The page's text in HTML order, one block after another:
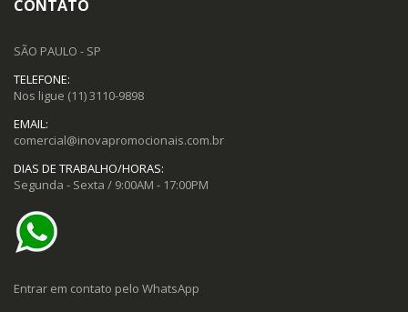
CONTATO
SÃO PAULO - SP
TELEFONE:
Nos ligue (11) 3110-9898
EMAIL:
comercial@inovapromocionais.com.br
DIAS DE TRABALHO/HORAS:
Segunda - Sexta / 9:00AM - 17:00PM
Entrar em contato pelo WhatsApp